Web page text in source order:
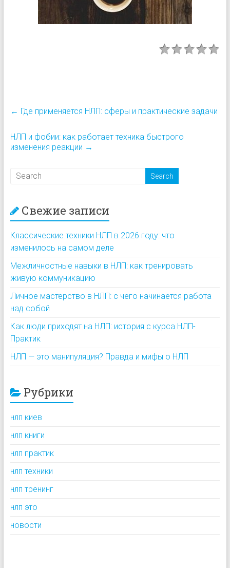
← Где применяется НЛП: сферы и практические задачи
НЛП и фобии: как работает техника быстрого
изменения реакции →
Свежие записи
Классические техники НЛП в 2026 году: что
изменилось на самом деле
Межличностные навыки в НЛП: как тренировать
живую коммуникацию
Личное мастерство в НЛП: с чего начинается работа
над собой
Как люди приходят на НЛП: история с курса НЛП-
Практик
НЛП — это манипуляция? Правда и мифы о НЛП
Рубрики
нлп киев
нлп книги
нлп практик
нлп техники
нлп тренинг
нлп это
новости